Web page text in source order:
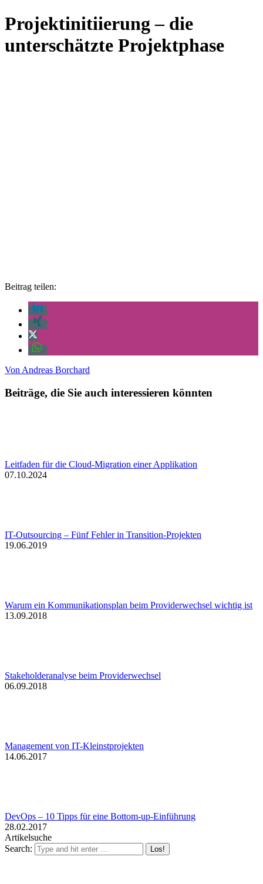
Projektinitiierung – die
unterschätzte Projektphase
Beitrag teilen:
Von Andreas Borchard
Beiträge, die Sie auch interessieren könnten
Leitfaden für die Cloud-Migration einer Applikation
07.10.2024
IT-Outsourcing – Fünf Fehler in Transition-Projekten
19.06.2019
Warum ein Kommunikationsplan beim Providerwechsel wichtig ist
13.09.2018
Stakeholderanalyse beim Providerwechsel
06.09.2018
Management von IT-Kleinstprojekten
14.06.2017
DevOps – 10 Tipps für eine Bottom-up-Einführung
28.02.2017
Artikelsuche
Search: